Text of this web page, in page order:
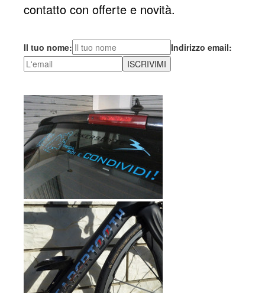
contatto con offerte e novità.
Il tuo nome: Indirizzo email: